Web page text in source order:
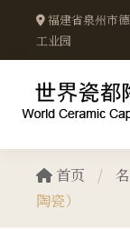
福建省泉州市
工业园
首页 /
陶瓷）